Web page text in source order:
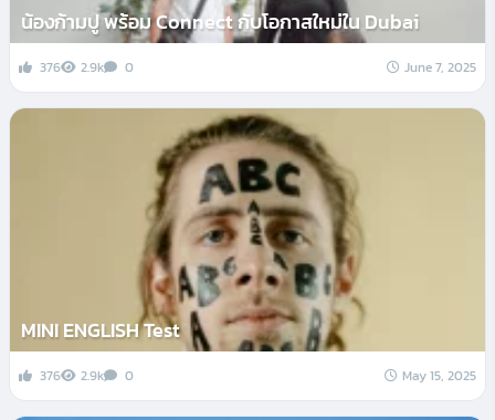
น้องก้ามปู พร้อม Connect กับโอกาสใหม่ใน Dubai
376 2.9k 0 June 7, 2025
MINI ENGLISH Test
376 2.9k 0 May 15, 2025